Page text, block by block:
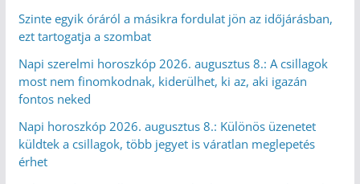
Szinte egyik óráról a másikra fordulat jön az időjárásban,
ezt tartogatja a szombat
Napi szerelmi horoszkóp 2026. augusztus 8.: A csillagok
most nem finomkodnak, kiderülhet, ki az, aki igazán
fontos neked
Napi horoszkóp 2026. augusztus 8.: Különös üzenetet
küldtek a csillagok, több jegyet is váratlan meglepetés
érhet